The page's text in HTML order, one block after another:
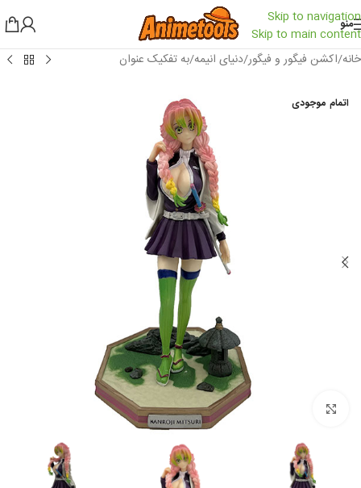
Skip to navigation
Skip to main content
منو
خانه/اکشن فیگور و فیگور/دنیای انیمه/به تفکیک عنوان
اتمام موجودی